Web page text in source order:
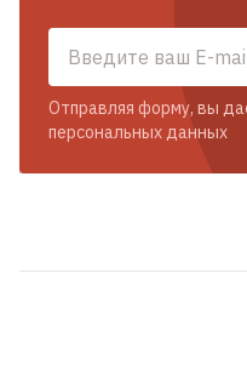
Отправляя форму, вы
персональных данных